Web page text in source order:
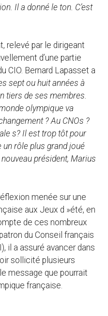
Il a donné le ton. C’est
relevé par le dirigeant
d’une partie
CIO. Bernard Lapasset a
sept ou huit années à
tiers de ses membres.
olympique va
? Au CNOs ?
s? Il est trop tôt pour
rôle plus grand joué
président, Marius
menée sur une
aux Jeux d »été, en
de ces nombreux
du Conseil français
il a assuré avancer dans
sollicité plusieurs
message que pourrait
française.